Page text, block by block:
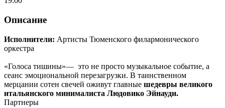
Описание
Исполнители: Артисты Тюменского филармонического
оркестра
«Голоса тишины»— это не просто музыкальное событие, а
сеанс эмоциональной перезагрузки. В таинственном
мерцании сотен свечей оживут главные шедевры великого
итальянского минималиста Людовико Эйнауди.
Партнеры